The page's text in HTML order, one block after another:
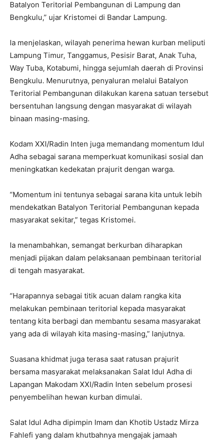
Batalyon Teritorial Pembangunan di Lampung dan
Bengkulu,” ujar Kristomei di Bandar Lampung.
Ia menjelaskan, wilayah penerima hewan kurban meliputi
Lampung Timur, Tanggamus, Pesisir Barat, Anak Tuha,
Way Tuba, Kotabumi, hingga sejumlah daerah di Provinsi
Bengkulu. Menurutnya, penyaluran melalui Batalyon
Teritorial Pembangunan dilakukan karena satuan tersebut
bersentuhan langsung dengan masyarakat di wilayah
binaan masing-masing.
Kodam XXI/Radin Inten juga memandang momentum Idul
Adha sebagai sarana memperkuat komunikasi sosial dan
meningkatkan kedekatan prajurit dengan warga.
“Momentum ini tentunya sebagai sarana kita untuk lebih
mendekatkan Batalyon Teritorial Pembangunan kepada
masyarakat sekitar,” tegas Kristomei.
Ia menambahkan, semangat berkurban diharapkan
menjadi pijakan dalam pelaksanaan pembinaan teritorial
di tengah masyarakat.
“Harapannya sebagai titik acuan dalam rangka kita
melakukan pembinaan teritorial kepada masyarakat
tentang kita berbagi dan membantu sesama masyarakat
yang ada di wilayah kita masing-masing,” lanjutnya.
Suasana khidmat juga terasa saat ratusan prajurit
bersama masyarakat melaksanakan Salat Idul Adha di
Lapangan Makodam XXI/Radin Inten sebelum prosesi
penyembelihan hewan kurban dimulai.
Salat Idul Adha dipimpin Imam dan Khotib Ustadz Mirza
Fahlefi yang dalam khutbahnya mengajak jamaah